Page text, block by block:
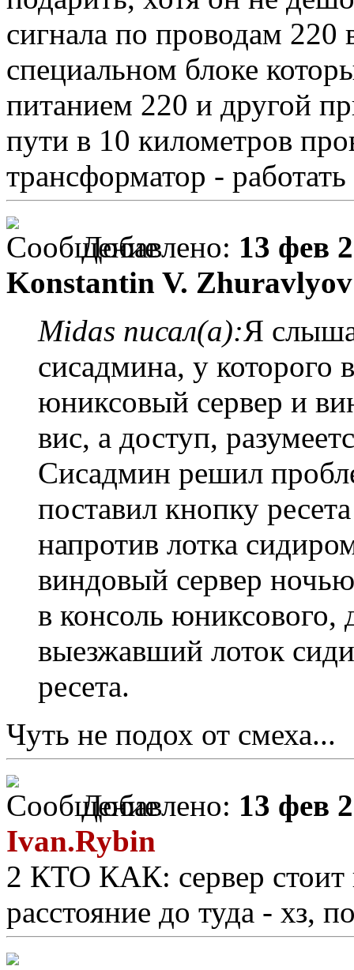
сигнала по проводам
специальном блоке
питанием 220 и другой
пути в 10 километров
трансформатор - работать
Добавлено: 13 фев
Konstantin V. Zhuravlyov
Midas писал(а):Я
сисадмина, у которого
юниксовый сервер и
вис, а доступ,
Сисадмин решил
поставил кнопку
напротив лотка
виндовый сервер
в консоль юниксового,
выезжавший лоток
ресета.
Чуть не подох от смеха...
Добавлено: 13 фев
Ivan.Rybin
2 КТО КАК: сервер
расстояние до туда - хз,